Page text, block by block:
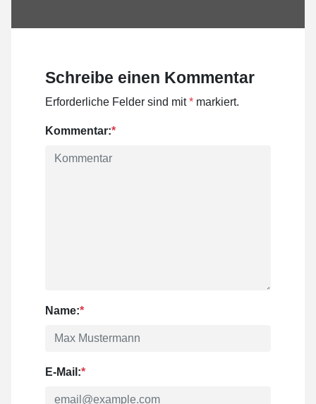
Schreibe einen Kommentar
Erforderliche Felder sind mit* markiert.
Kommentar:*
Name:*
E-Mail:*